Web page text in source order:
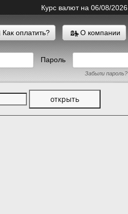
Курс валют на 06/08/2026
Как оплатить? О компании
Пароль
Забыли пароль?